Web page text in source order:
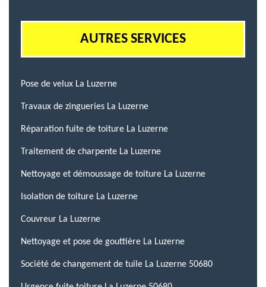
AUTRES SERVICES
Pose de velux La Luzerne
Travaux de zingueries La Luzerne
Réparation fuite de toiture La Luzerne
Traitement de charpente La Luzerne
Nettoyage et démoussage de toiture La Luzerne
Isolation de toiture La Luzerne
Couvreur La Luzerne
Nettoyage et pose de gouttière La Luzerne
Société de changement de tuile La Luzerne 50680